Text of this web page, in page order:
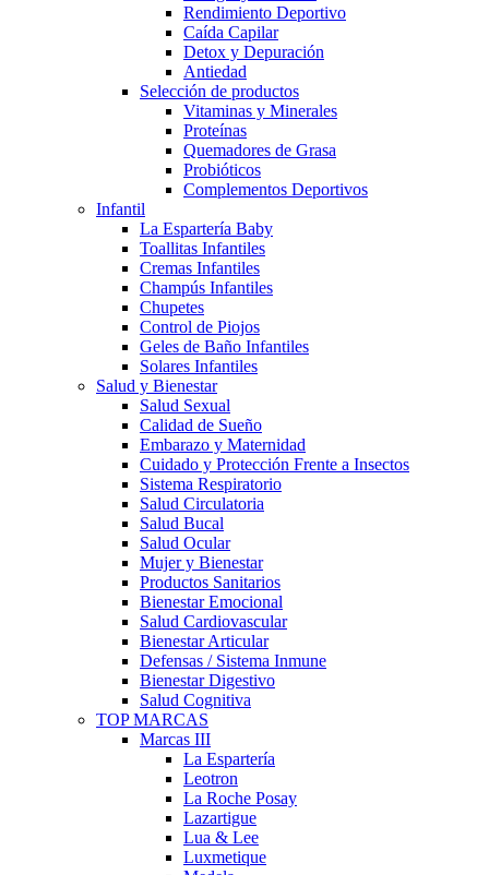
Rendimiento Deportivo
Caída Capilar
Detox y Depuración
Antiedad
Selección de productos
Vitaminas y Minerales
Proteínas
Quemadores de Grasa
Probióticos
Complementos Deportivos
Infantil
La Espartería Baby
Toallitas Infantiles
Cremas Infantiles
Champús Infantiles
Chupetes
Control de Piojos
Geles de Baño Infantiles
Solares Infantiles
Salud y Bienestar
Salud Sexual
Calidad de Sueño
Embarazo y Maternidad
Cuidado y Protección Frente a Insectos
Sistema Respiratorio
Salud Circulatoria
Salud Bucal
Salud Ocular
Mujer y Bienestar
Productos Sanitarios
Bienestar Emocional
Salud Cardiovascular
Bienestar Articular
Defensas / Sistema Inmune
Bienestar Digestivo
Salud Cognitiva
TOP MARCAS
Marcas III
La Espartería
Leotron
La Roche Posay
Lazartigue
Lua & Lee
Luxmetique